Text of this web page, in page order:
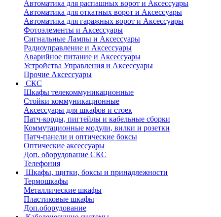
Автоматика для распашных ворот и Аксессуары
Автоматика для откатных ворот и Аксессуары
Автоматика для гаражных ворот и Аксессуары
Фотоэлементы и Аксессуары
Сигнальные Лампы и Аксессуары
Радиоуправление и Аксессуары
Аварийное питание и Аксессуары
Устройства Управления и Аксессуары
Прочие Аксессуары
СКС
Шкафы телекоммуникационные
Стойки коммуникационные
Аксессуары для шкафов и стоек
Патч-корды, пигтейлы и кабельные сборки
Коммутационные модули, вилки и розетки
Патч-панели и оптические боксы
Оптические аксессуары
Доп. оборудование СКС
Телефония
Шкафы, щитки, боксы и принадлежности
Термошкафы
Металлические шкафы
Пластиковые шкафы
Доп.оборудование